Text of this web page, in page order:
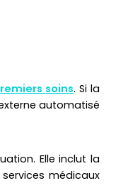
soins. Si la
automatisé
Elle inclut la
médicaux